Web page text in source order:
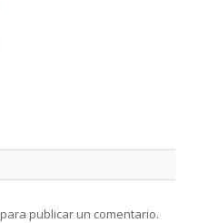
para publicar un comentario.